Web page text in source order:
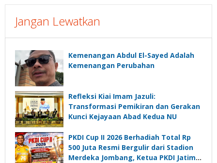
Jangan Lewatkan
Kemenangan Abdul El-Sayed Adalah
Kemenangan Perubahan
Refleksi Kiai Imam Jazuli:
Transformasi Pemikiran dan Gerakan
Kunci Kejayaan Abad Kedua NU
PKDI Cup II 2026 Berhadiah Total Rp
500 Juta Resmi Bergulir dari Stadion
Merdeka Jombang, Ketua PKDI Jatim: